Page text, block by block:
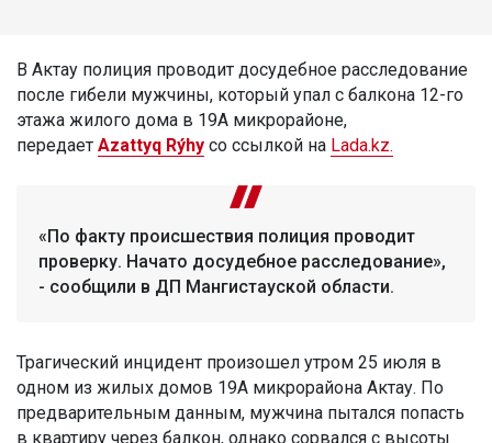
В Актау полиция проводит досудебное расследование
после гибели мужчины, который упал с балкона 12-го
этажа жилого дома в 19А микрорайоне,
передает Azattyq Rýhy со ссылкой на Lada.kz.
«По факту происшествия полиция проводит
проверку. Начато досудебное расследование»,
- сообщили в ДП Мангистауской области.
Трагический инцидент произошел утром 25 июля в
одном из жилых домов 19А микрорайона Актау. По
предварительным данным, мужчина пытался попасть
в квартиру через балкон, однако сорвался с высоты